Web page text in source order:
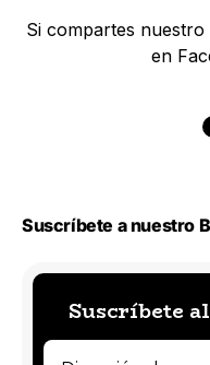
Si compartes
en
Suscríbete a nuestro
Suscríbete